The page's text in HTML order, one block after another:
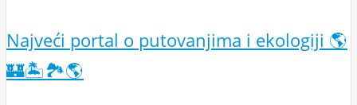
Najveći portal o putovanjima i ekologiji 🌎
🏰🏝️🏞️🌎